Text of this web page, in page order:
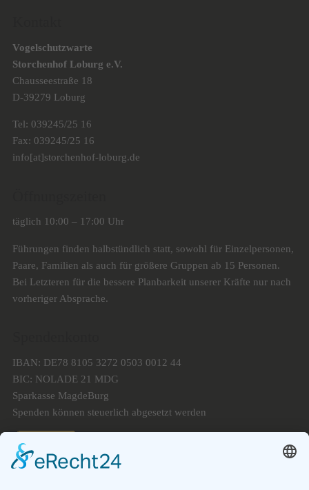
Vogelschutzwarte
Storchenhof Loburg e.V.
Chausseestraße 18
D-39279 Loburg
Tel: 039245/25 16
Fax: 039245/25 16
info[at]storchenhof-loburg.de
täglich 10:00 – 17:00 Uhr
Führungen finden halbstündlich statt, sowohl für Einzelpersonen,
Paare, Familien als auch für größere Gruppen ab 15 Personen.
Bei Letzteren für die bessere Planbarkeit unserer Kräfte nur nach
vorheriger Absprache.
IBAN: DE78 8105 3272 0503 0012 44
BIC: NOLADE 21 MDG
Sparkasse MagdeBurg
Spenden können steuerlich abgesetzt werden